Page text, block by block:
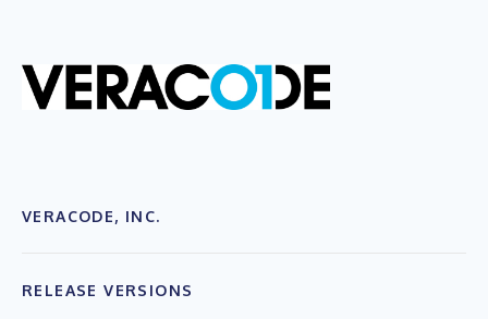
VERACODE, INC.
RELEASE VERSIONS